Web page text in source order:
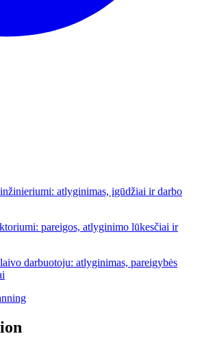
atlyginimas, įgūdžiai ir darbo
pareigos, atlyginimo lūkesčiai ir
darbuotoju: atlyginimas, pareigybės